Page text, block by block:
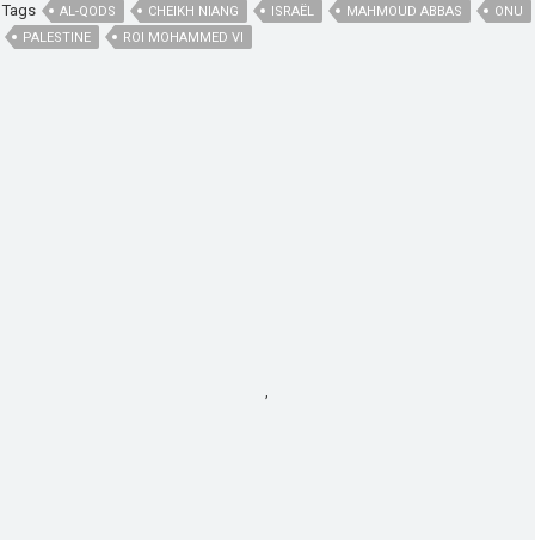
Tags AL-QODS CHEIKH NIANG ISRAËL MAHMOUD ABBAS
ONU
PALESTINE
ROI MOHAMMED VI
,